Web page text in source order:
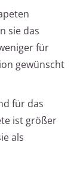
sie das
für
gewünscht
für das
ist größer
als